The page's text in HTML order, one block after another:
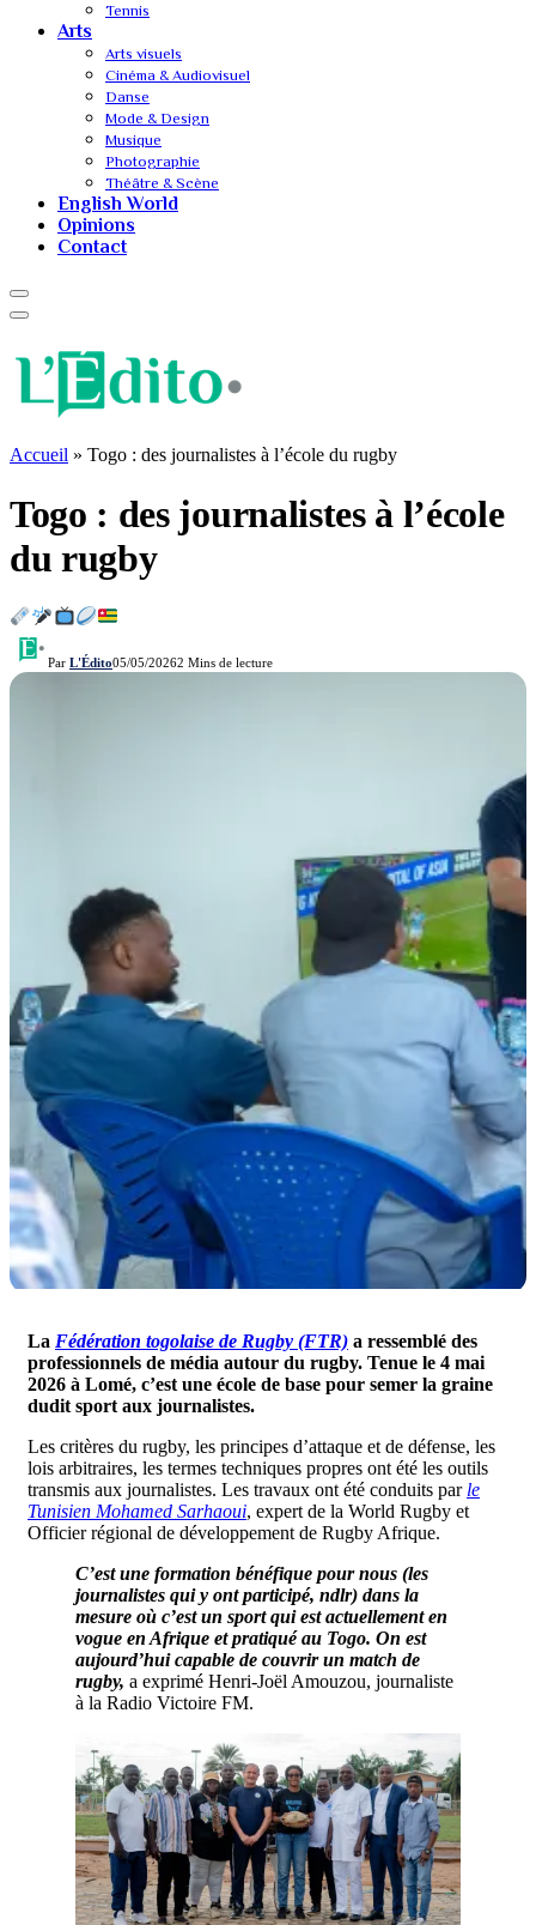
Tennis
Arts
Arts visuels
Cinéma & Audiovisuel
Danse
Mode & Design
Musique
Photographie
Théâtre & Scène
English World
Opinions
Contact
Accueil » Togo : des journalistes à l’école du rugby
Togo : des journalistes à l’école
du rugby
Par L'Édito05/05/20262 Mins de lecture
La Fédération togolaise de Rugby (FTR) a ressemblé des
professionnels de média autour du rugby. Tenue le 4 mai
2026 à Lomé, c’est une école de base pour semer la graine
dudit sport aux journalistes.
Les critères du rugby, les principes d’attaque et de défense, les
lois arbitraires, les termes techniques propres ont été les outils
transmis aux journalistes. Les travaux ont été conduits par le
Tunisien Mohamed Sarhaoui, expert de la World Rugby et
Officier régional de développement de Rugby Afrique.
C’est une formation bénéfique pour nous (les
journalistes qui y ont participé, ndlr) dans la
mesure où c’est un sport qui est actuellement en
vogue en Afrique et pratiqué au Togo. On est
aujourd’hui capable de couvrir un match de
rugby, a exprimé Henri-Joël Amouzou, journaliste
à la Radio Victoire FM.